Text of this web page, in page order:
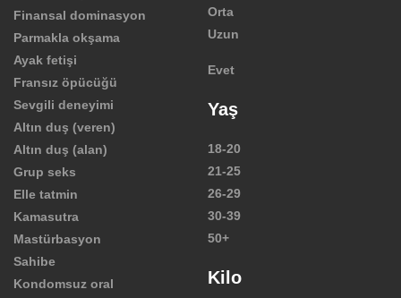
Finansal dominasyon
Parmakla okşama
Ayak fetişi
Fransız öpücüğü
Sevgili deneyimi
Altın duş (veren)
Altın duş (alan)
Grup seks
Elle tatmin
Kamasutra
Mastürbasyon
Sahibe
Kondomsuz oral
Orta
Uzun
Evet
Yaş
18-20
21-25
26-29
30-39
50+
Kilo